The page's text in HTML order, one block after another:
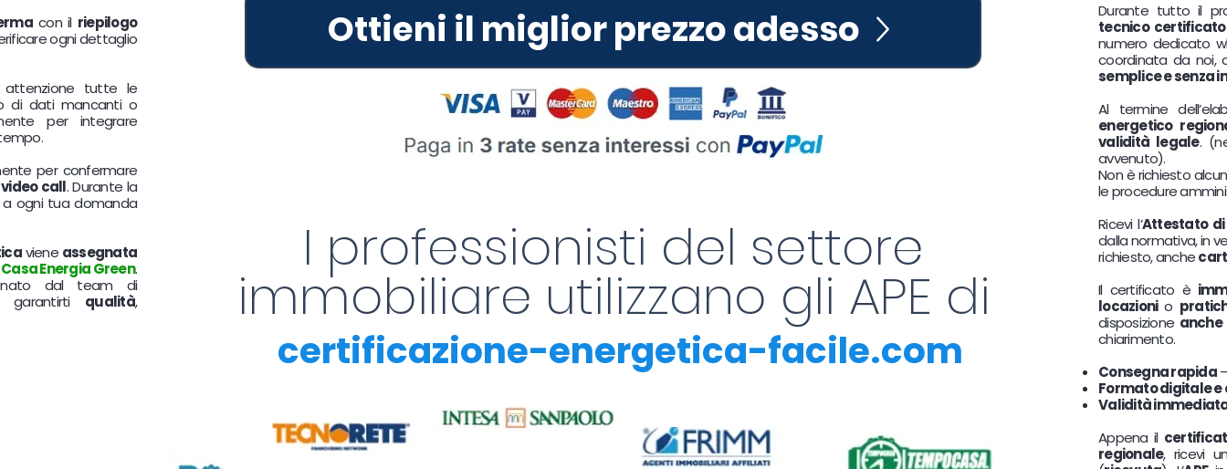
con il riepilogo
ogni dettaglio
attenzione tutte le
di dati mancanti o
per integrare
per confermare
call. Durante la
ogni tua domanda
viene assegnata
Casa Energia Green.
dal team di
qualità,
Ottieni il miglior prezzo adesso
I professionisti del settore
immobiliare utilizzano gli APE di
certificazione-energetica-facile.com
Durante tutto il
tecnico
numero dedicato
coordinata da noi,
semplice e senza
Al termine
energetico
validità legale.
avvenuto).
Non è richiesto
le procedure
Ricevi l’Attestato di
dalla normativa, in
richiesto, anche
Il certificato è
locazionio
disposizione
chiarimento.
Consegna rapida
Formato digitale
Validità
Appena il
regionale, ricevi